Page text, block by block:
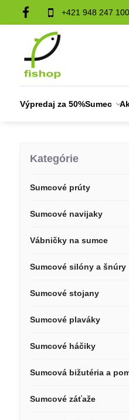
+421 948 247 100
Výpredaj za 50%Sumec
Kategórie
Sumcové prúty
Sumcové navijaky
Vábničky na sumce
Sumcové silóny a šnúry
Sumcové stojany
Sumcové plaváky
Sumcové háčiky
Sumcová bižutéria a
Sumcové záťaže